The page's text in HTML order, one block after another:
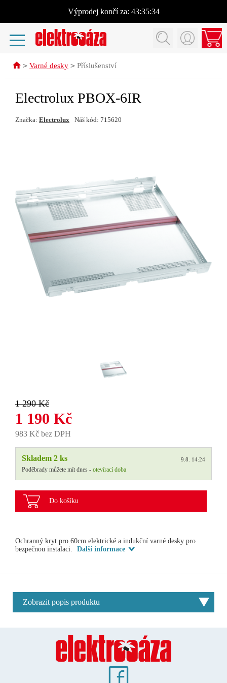
Výprodej končí za: 43:35:34
> Varné desky > Příslušenství
Electrolux PBOX-6IR
Značka: Electrolux Náš kód: 715620
1 290 Kč
1 190 Kč
983 Kč bez DPH
Skladem 2 ks 9.8. 14:24
Poděbrady můžete mít dnes - otevírací doba
Do košíku
Ochranný kryt pro 60cm elektrické a indukční varné desky pro
bezpečnou instalaci.
Další informace
Zobrazit popis produktu